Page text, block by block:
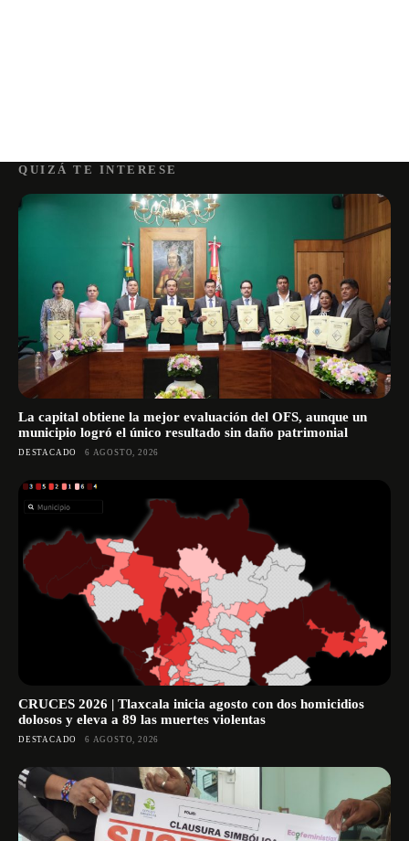
QUIZÁ TE INTERESE
La capital obtiene la mejor evaluación del OFS, aunque un
municipio logró el único resultado sin daño patrimonial
DESTACADO 6 AGOSTO, 2026
CRUCES 2026 | Tlaxcala inicia agosto con dos homicidios
dolosos y eleva a 89 las muertes violentas
DESTACADO 6 AGOSTO, 2026